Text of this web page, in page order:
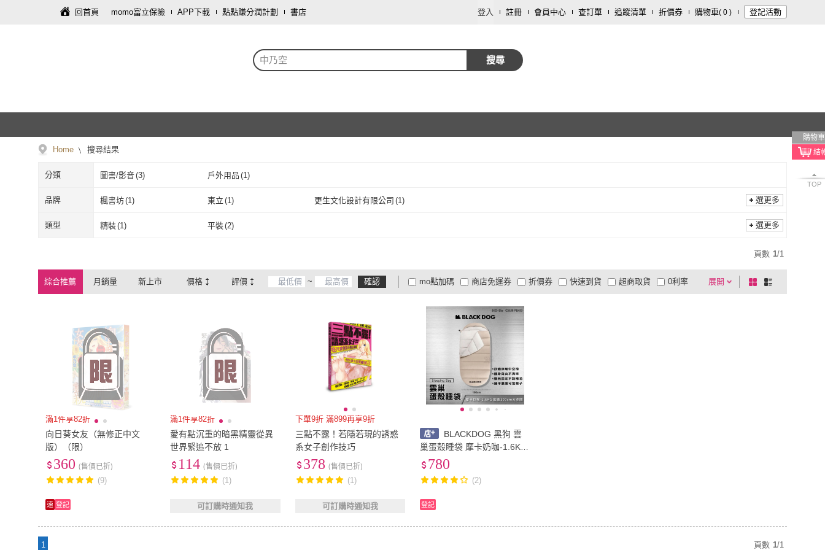
回首頁 momo富立保險 APP下載 點點賺分潤計劃 書店 登入 註冊 會員中心 查訂單 追蹤清單 折價券 購物車( 0 ) 登記活動
中乃空 搜尋
購物車
TOP
Home 搜尋結果
分類 圖書/影音(3) 戶外用品 (1)
品牌 楓書坊(1) 東立 (1) 更生文化設計有限公司 (1)
楓書坊 東立
選更多
類型 精裝(1) 平裝(2) 選更多
頁數 1/1
綜合推薦 月銷量 新上市 價格 評價 ~ 確認 展開
折價券
有影片
商品有量 電視購物
mo點加碼 快速到貨 超商取貨
低溫宅配
大家電安心配
大家電快配
定期配/分次配
商店免運券 0利率
3 及以上
棋
盤
列
滿1件享82折
向日葵女友（無修正中文
版）（限）
360 (售價已折)
(9)
速 登記
滿1件享82折
愛有點沉重的暗黑精靈從異
世界緊追不放 1
114 (售價已折)
(1)
可訂購時通知我
下單9折 滿899再享9折
三點不露！若隱若現的誘惑
系女子創作技巧
378 (售價已折)
(1)
可訂購時通知我
BLACKDOG 黑狗 雲
巢蛋殼睡袋 摩卡奶咖-1.6KG
【好勢露營】木乃伊睡袋 中
780
(2)
登記
1 頁數 1/1